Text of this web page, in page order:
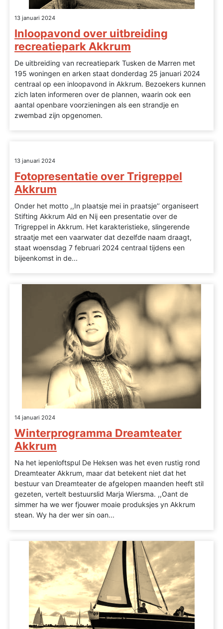
13 januari 2024
Inloopavond over uitbreiding
recreatiepark Akkrum
De uitbreiding van recreatiepark Tusken de Marren met
195 woningen en arken staat donderdag 25 januari 2024
centraal op een inloopavond in Akkrum. Bezoekers kunnen
zich laten informeren over de plannen, waarin ook een
aantal openbare voorzieningen als een strandje en
zwembad zijn opgenomen.
13 januari 2024
Fotopresentatie over Trigreppel
Akkrum
Onder het motto ,,In plaatsje mei in praatsje’’ organiseert
Stifting Akkrum Ald en Nij een presentatie over de
Trigreppel in Akkrum. Het karakteristieke, slingerende
straatje met een vaarwater dat dezelfde naam draagt,
staat woensdag 7 februari 2024 centraal tijdens een
bijeenkomst in de...
14 januari 2024
Winterprogramma Dreamteater
Akkrum
Na het iepenloftspul De Heksen was het even rustig rond
Dreamteater Akkrum, maar dat betekent niet dat het
bestuur van Dreamteater de afgelopen maanden heeft stil
gezeten, vertelt bestuurslid Marja Wiersma. ,,Oant de
simmer ha we wer fjouwer moaie produksjes yn Akkrum
stean. Wy ha der wer sin oan...